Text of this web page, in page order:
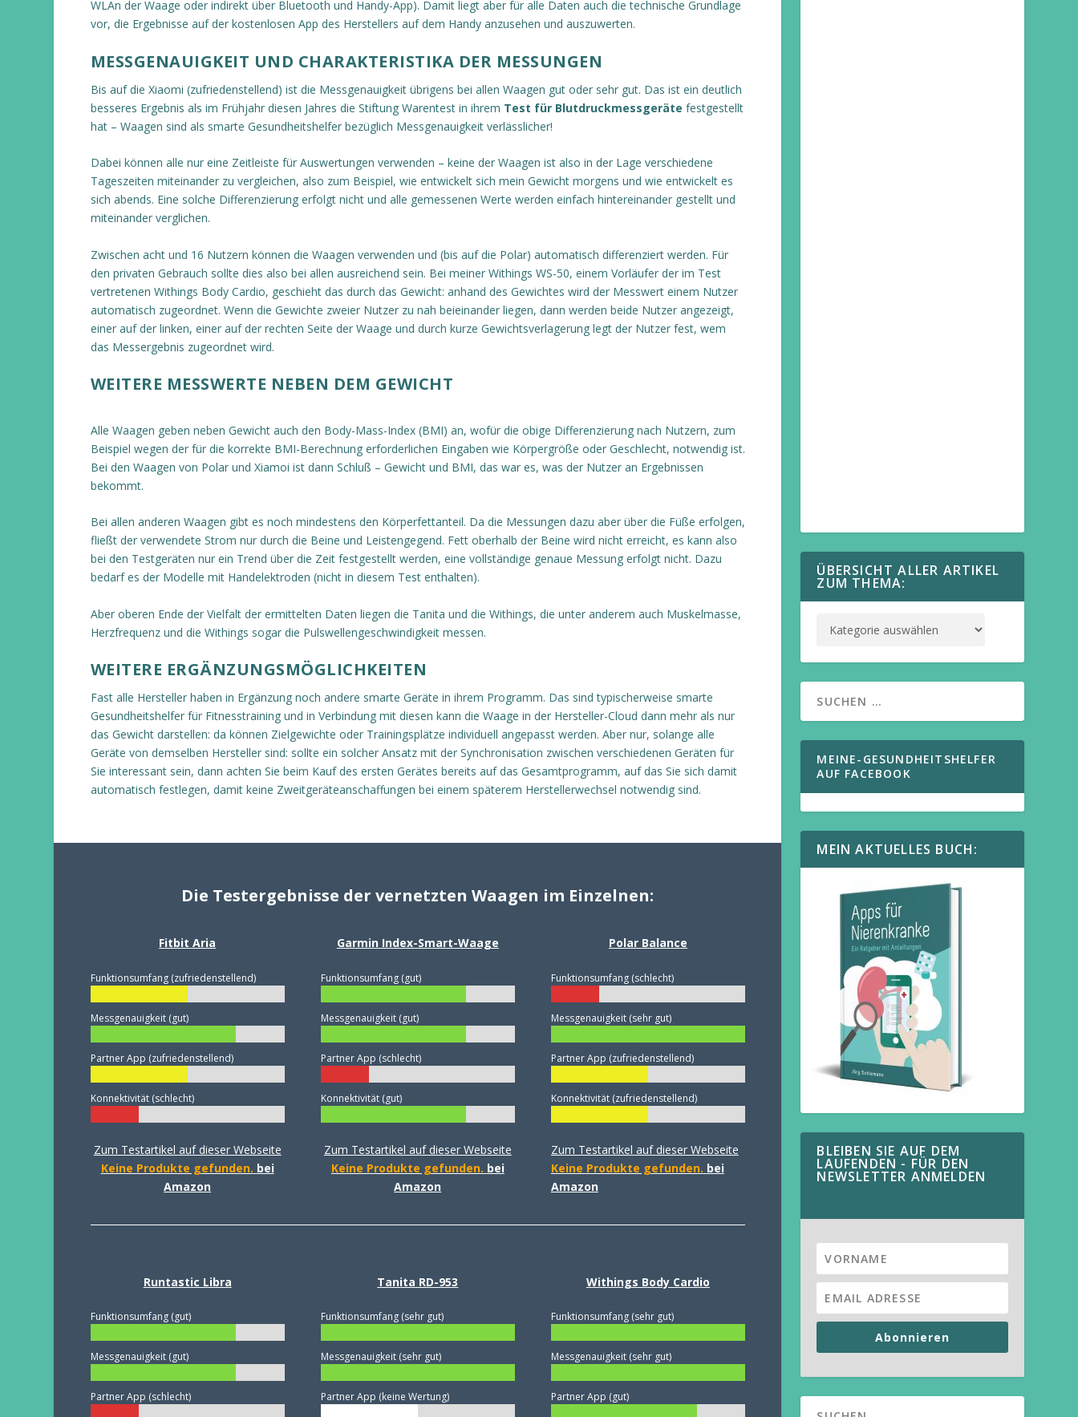
WLAn der Waage oder indirekt über Bluetooth und Handy-App). Damit liegt aber für alle Daten auch die technische Grundlage
vor, die Ergebnisse auf der kostenlosen App des Herstellers auf dem Handy anzusehen und auszuwerten.
MESSGENAUIGKEIT UND CHARAKTERISTIKA DER MESSUNGEN
Bis auf die Xiaomi (zufriedenstellend) ist die Messgenauigkeit übrigens bei allen Waagen gut oder sehr gut. Das ist ein deutlich
besseres Ergebnis als im Frühjahr diesen Jahres die Stiftung Warentest in ihrem Test für Blutdruckmessgeräte festgestellt
hat – Waagen sind als smarte Gesundheitshelfer bezüglich Messgenauigkeit verlässlicher!
Dabei können alle nur eine Zeitleiste für Auswertungen verwenden – keine der Waagen ist also in der Lage verschiedene
Tageszeiten miteinander zu vergleichen, also zum Beispiel, wie entwickelt sich mein Gewicht morgens und wie entwickelt es
sich abends. Eine solche Differenzierung erfolgt nicht und alle gemessenen Werte werden einfach hintereinander gestellt und
miteinander verglichen.
Zwischen acht und 16 Nutzern können die Waagen verwenden und (bis auf die Polar) automatisch differenziert werden. Für
den privaten Gebrauch sollte dies also bei allen ausreichend sein. Bei meiner Withings WS-50, einem Vorläufer der im Test
vertretenen Withings Body Cardio, geschieht das durch das Gewicht: anhand des Gewichtes wird der Messwert einem Nutzer
automatisch zugeordnet. Wenn die Gewichte zweier Nutzer zu nah beieinander liegen, dann werden beide Nutzer angezeigt,
einer auf der linken, einer auf der rechten Seite der Waage und durch kurze Gewichtsverlagerung legt der Nutzer fest, wem
das Messergebnis zugeordnet wird.
WEITERE MESSWERTE NEBEN DEM GEWICHT
Alle Waagen geben neben Gewicht auch den Body-Mass-Index (BMI) an, wofür die obige Differenzierung nach Nutzern, zum
Beispiel wegen der für die korrekte BMI-Berechnung erforderlichen Eingaben wie Körpergröße oder Geschlecht, notwendig ist.
Bei den Waagen von Polar und Xiamoi ist dann Schluß – Gewicht und BMI, das war es, was der Nutzer an Ergebnissen
bekommt.
Bei allen anderen Waagen gibt es noch mindestens den Körperfettanteil. Da die Messungen dazu aber über die Füße erfolgen,
fließt der verwendete Strom nur durch die Beine und Leistengegend. Fett oberhalb der Beine wird nicht erreicht, es kann also
bei den Testgeräten nur ein Trend über die Zeit festgestellt werden, eine vollständige genaue Messung erfolgt nicht. Dazu
bedarf es der Modelle mit Handelektroden (nicht in diesem Test enthalten).
Aber oberen Ende der Vielfalt der ermittelten Daten liegen die Tanita und die Withings, die unter anderem auch Muskelmasse,
Herzfrequenz und die Withings sogar die Pulswellengeschwindigkeit messen.
WEITERE ERGÄNZUNGSMÖGLICHKEITEN
Fast alle Hersteller haben in Ergänzung noch andere smarte Geräte in ihrem Programm. Das sind typischerweise smarte
Gesundheitshelfer für Fitnesstraining und in Verbindung mit diesen kann die Waage in der Hersteller-Cloud dann mehr als nur
das Gewicht darstellen: da können Zielgewichte oder Trainingsplätze individuell angepasst werden. Aber nur, solange alle
Geräte von demselben Hersteller sind: sollte ein solcher Ansatz mit der Synchronisation zwischen verschiedenen Geräten für
Sie interessant sein, dann achten Sie beim Kauf des ersten Gerätes bereits auf das Gesamtprogramm, auf das Sie sich damit
automatisch festlegen, damit keine Zweitgeräteanschaffungen bei einem späterem Herstellerwechsel notwendig sind.
Die Testergebnisse der vernetzten Waagen im Einzelnen:
Fitbit Aria
Funktionsumfang (zufriedenstellend)
Messgenauigkeit (gut)
Partner App (zufriedenstellend)
Konnektivität (schlecht)
Zum Testartikel auf dieser Webseite
Keine Produkte gefunden. bei
Amazon
Garmin Index-Smart-Waage
Funktionsumfang (gut)
Messgenauigkeit (gut)
Partner App (schlecht)
Konnektivität (gut)
Zum Testartikel auf dieser Webseite
Keine Produkte gefunden. bei
Amazon
Polar Balance
Funktionsumfang (schlecht)
Messgenauigkeit (sehr gut)
Partner App (zufriedenstellend)
Konnektivität (zufriedenstellend)
Zum Testartikel auf dieser Webseite
Keine Produkte gefunden. bei
Amazon
Runtastic Libra
Funktionsumfang (gut)
Messgenauigkeit (gut)
Partner App (schlecht)
Tanita RD-953
Funktionsumfang (sehr gut)
Messgenauigkeit (sehr gut)
Partner App (keine Wertung)
Withings Body Cardio
Funktionsumfang (sehr gut)
Messgenauigkeit (sehr gut)
Partner App (gut)
ÜBERSICHT ALLER ARTIKEL
ZUM THEMA:
MEINE-GESUNDHEITSHELFER
AUF FACEBOOK
MEIN AKTUELLES BUCH:
BLEIBEN SIE AUF DEM
LAUFENDEN - FÜR DEN
NEWSLETTER ANMELDEN
Abonnieren